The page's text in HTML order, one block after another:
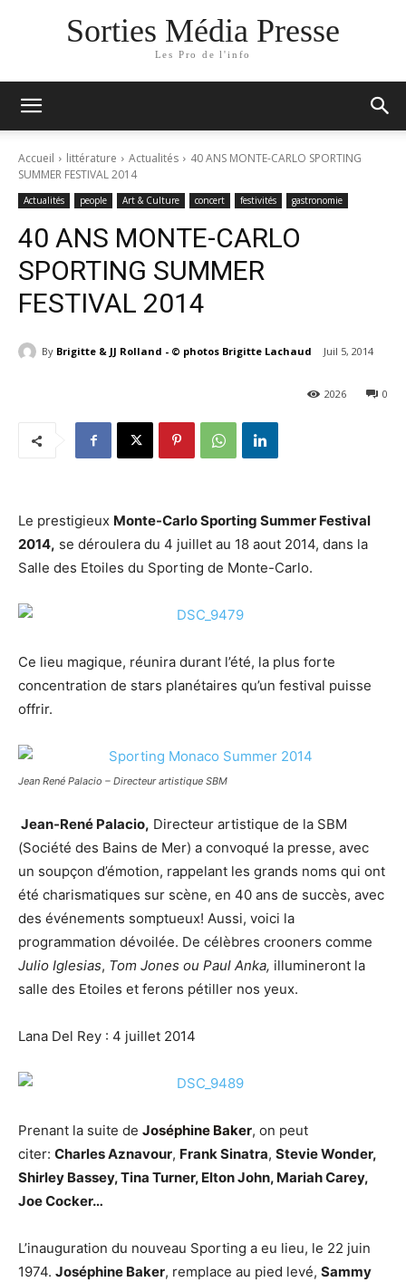
Sorties Média Presse
Les Pro de l'info
Accueil littérature Actualités
40 ANS MONTE-CARLO SPORTING
SUMMER FESTIVAL 2014
Actualités people Art & Culture concert festivités gastronomie
40 ANS MONTE-CARLO
SPORTING SUMMER
FESTIVAL 2014
By Brigitte & JJ Rolland - © photos Brigitte Lachaud Juil 5, 2014
0
2026
Le prestigieux Monte-Carlo Sporting Summer Festival
2014, se déroulera du 4 juillet au 18 aout 2014, dans la
Salle des Etoiles du Sporting de Monte-Carlo.
Ce lieu magique, réunira durant l’été, la plus forte
concentration de stars planétaires qu’un festival puisse
offrir.
Jean René Palacio – Directeur artistique SBM
Jean-René Palacio, Directeur artistique de la SBM
(Société des Bains de Mer) a convoqué la presse, avec
un soupçon d’émotion, rappelant les grands noms qui ont
été charismatiques sur scène, en 40 ans de succès, avec
des événements somptueux! Aussi, voici la
programmation dévoilée. De célèbres crooners comme
Julio Iglesias, Tom Jones ou Paul Anka, illumineront la
salle des Etoiles et ferons pétiller nos yeux.
Lana Del Rey : 4 juillet 2014
Prenant la suite de Joséphine Baker, on peut
citer: Charles Aznavour, Frank Sinatra, Stevie Wonder,
Shirley Bassey, Tina Turner, Elton John, Mariah Carey,
Joe Cocker…
L’inauguration du nouveau Sporting a eu lieu, le 22 juin
1974. Joséphine Baker, remplace au pied levé, Sammy